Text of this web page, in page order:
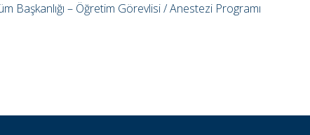
Başkanlığı – Öğretim Görevlisi / Anestezi Programı